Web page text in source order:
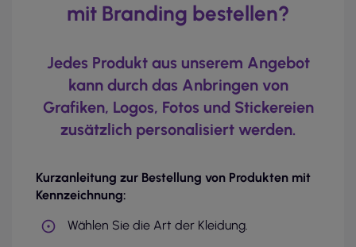
mit Branding bestellen?
Jedes Produkt aus unserem Angebot
kann durch das Anbringen von
Grafiken, Logos, Fotos und Stickereien
zusätzlich personalisiert werden.
Kurzanleitung zur Bestellung von Produkten mit
Kennzeichnung:
Wählen Sie die Art der Kleidung.